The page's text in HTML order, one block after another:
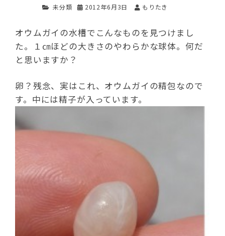
未分類 2012年6月3日 もりたき
オウムガイの水槽でこんなものを見つけまし
た。１㎝ほどの大きさのやわらかな球体。何だ
と思いますか？
卵？残念、実はこれ、オウムガイの精包なので
す。中には精子が入っています。